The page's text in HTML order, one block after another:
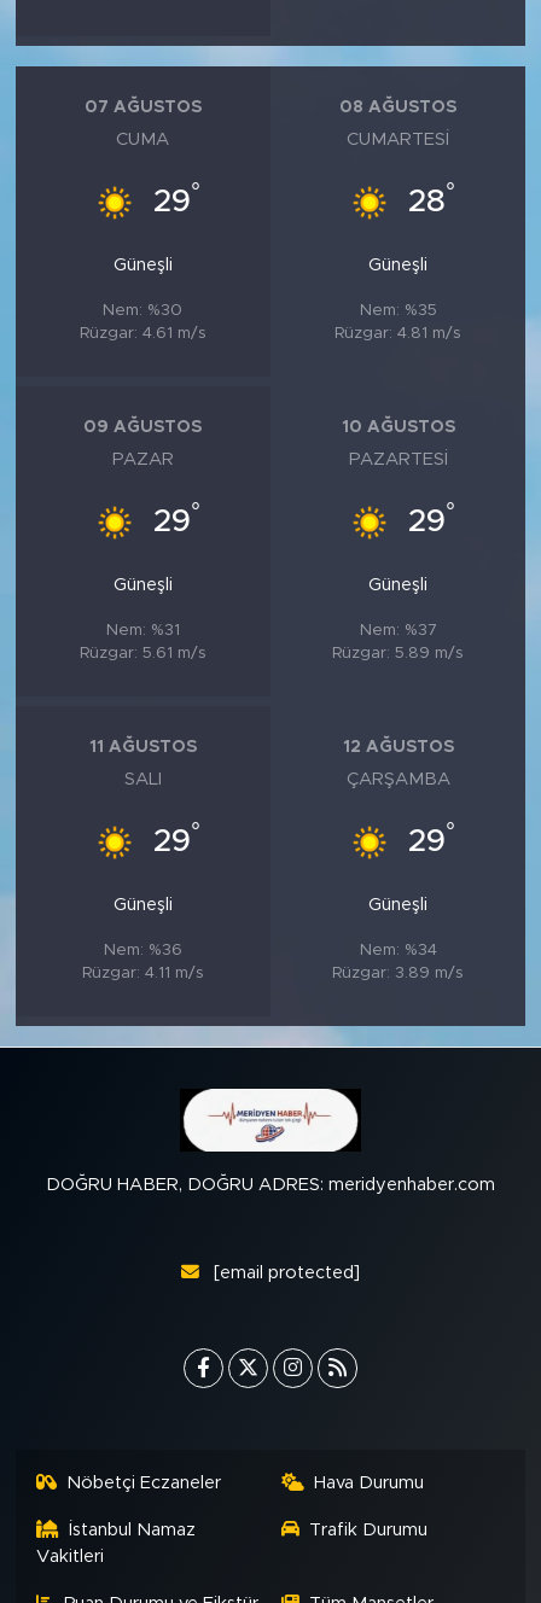
07 AĞUSTOS
CUMA
29°
Güneşli
Nem: %30
Rüzgar: 4.61 m/s
08 AĞUSTOS
CUMARTESI
28°
Güneşli
Nem: %35
Rüzgar: 4.81 m/s
09 AĞUSTOS
PAZAR
29°
Güneşli
Nem: %31
Rüzgar: 5.61 m/s
10 AĞUSTOS
PAZARTESI
29°
Güneşli
Nem: %37
Rüzgar: 5.89 m/s
11 AĞUSTOS
SALI
29°
Güneşli
Nem: %36
Rüzgar: 4.11 m/s
12 AĞUSTOS
ÇARŞAMBA
29°
Güneşli
Nem: %34
Rüzgar: 3.89 m/s
DOĞRU HABER, DOĞRU ADRES: meridyenhaber.com
[email protected]
Nöbetçi Eczaneler Hava Durumu
İstanbul Namaz
Vakitleri
Trafik Durumu
FOTO GALERİ
VİDEOLAR